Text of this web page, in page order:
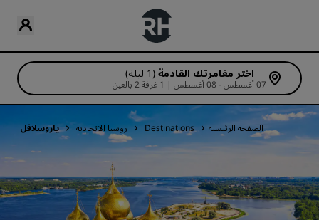
اختر مغامرتك القادمة (1 ليلة)
07 أغسطس - 08 أغسطس | 1 غرفة 2 بالغين
الصفحة الرئيسية Destinations روسيا الاتحادية ياروسلافل